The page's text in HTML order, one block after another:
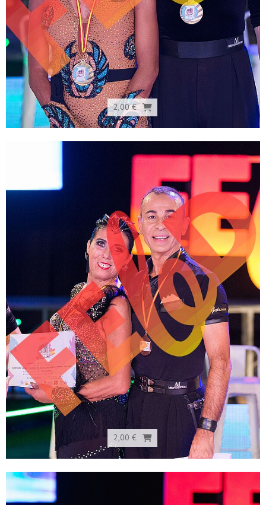
2,00 €
2,00 €